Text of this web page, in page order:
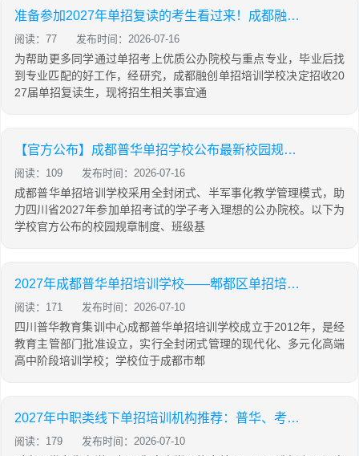
准备参加2027年单招复读的考生看过来！成都融创单招学校关于招收2027届单招复读生的通知
阅读：77 发布时间：2026-07-16
为帮助更多同学通过单招考上优质公办院校与重点专业，毕业后找
到专业匹配的好工作，经研究，成都融创单招培训学校决定招收20
27届单招复读生，现将招生相关事宜通
【官方公布】成都普华单招学校公布最新校园规章制度及班级管理制度！
阅读：109 发布时间：2026-07-16
成都普华单招培训学校采用全封闭式、半军事化教学管理模式，助
力四川省2027年参加单招考试的学子考入理想的公办院校。以下为
学校官方公布的校园规章制度、班级基
2027年成都普华单招培训学校——郫都区单招培训基地，唯一校址
阅读：171 发布时间：2026-07-10
四川普华教育集训中心成都普华单招培训学校成立于2012年，是经
教育主管部门批准设立，实行全封闭式管理的现代化、多元化高端
高中阶段培训学校；学校位于成都市郫
2027年中职类线下单招培训机构推荐：普华、考仕通首先、竞元普高类/中职类分班教学
阅读：179 发布时间：2026-07-10